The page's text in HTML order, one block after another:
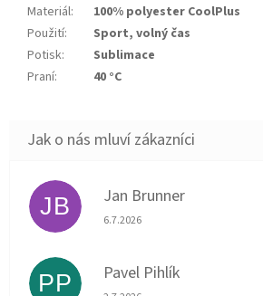
Materiál:
100% polyester CoolPlus
Použití:
Sport, volný čas
Potisk:
Sublimace
Praní: 40 °C
JB Jan Brunner
Hodnocení obchodu je 5 z 5
6.7.2026
PP Pavel Pihlík
Hodnocení obchodu je 5 z 5